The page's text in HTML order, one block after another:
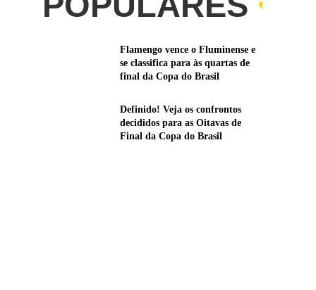
Flamengo vence o Fluminense e
se classifica para às quartas de
final da Copa do Brasil
Definido! Veja os confrontos
decididos para as Oitavas de
Final da Copa do Brasil